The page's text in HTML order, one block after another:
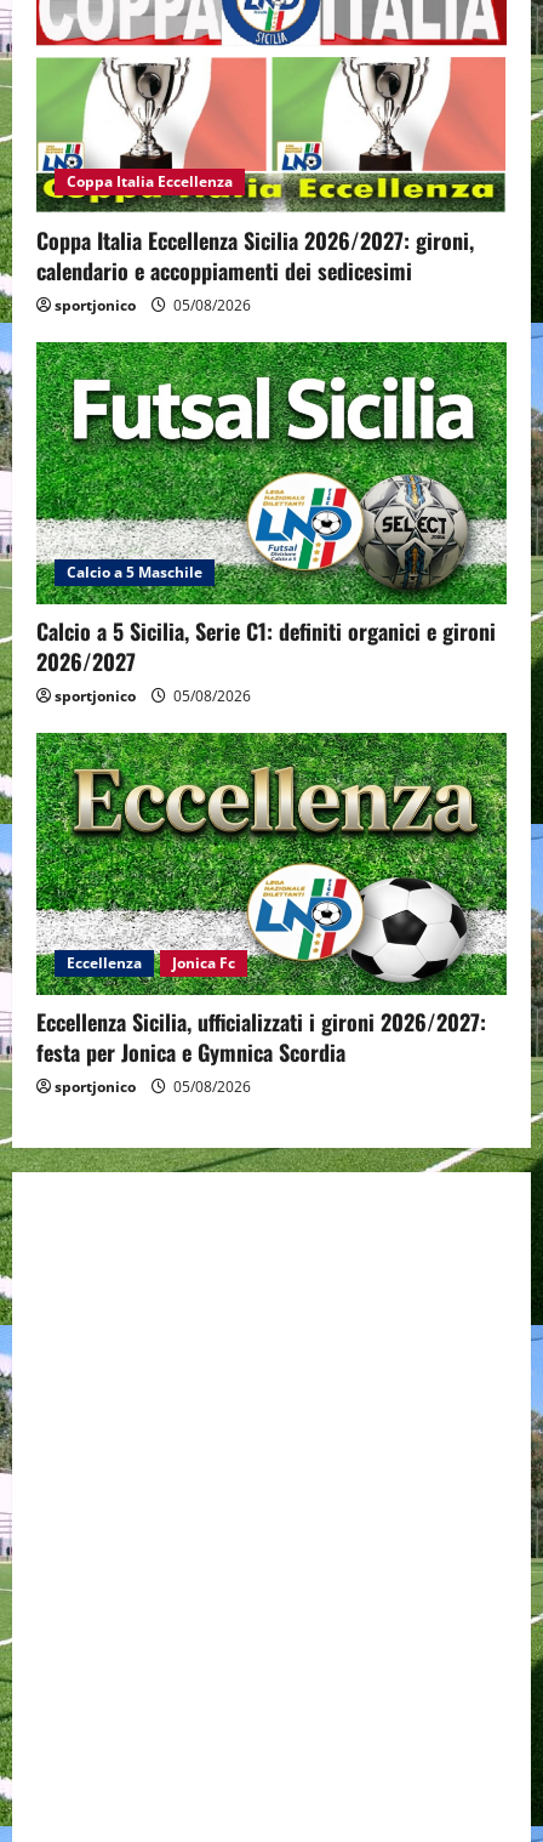
Coppa Italia Eccellenza
Coppa Italia Eccellenza Sicilia 2026/2027: gironi,
calendario e accoppiamenti dei sedicesimi
sportjonico 05/08/2026
Calcio a 5 Maschile
Calcio a 5 Sicilia, Serie C1: definiti organici e gironi
2026/2027
sportjonico 05/08/2026
Eccellenza Jonica Fc
Eccellenza Sicilia, ufficializzati i gironi 2026/2027:
festa per Jonica e Gymnica Scordia
sportjonico 05/08/2026